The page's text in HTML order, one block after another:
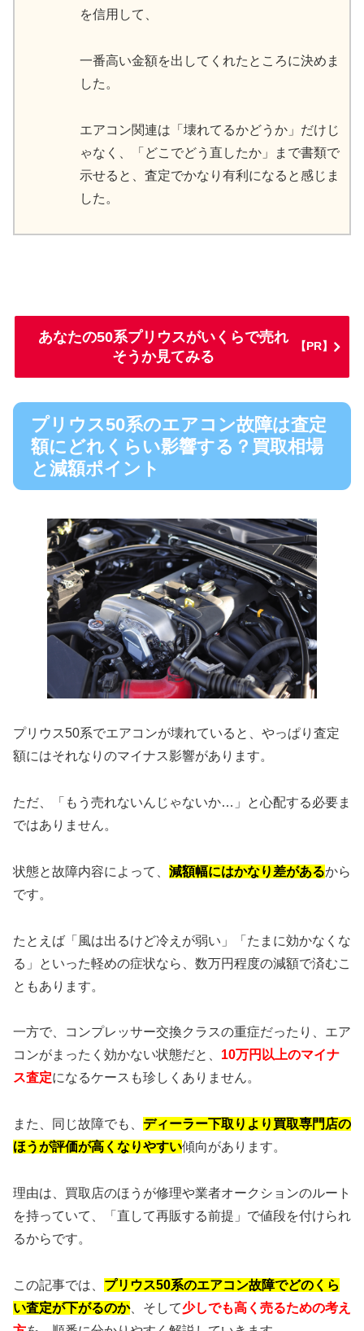
を信用して、
一番高い金額を出してくれたところに決めま
した。
エアコン関連は「壊れてるかどうか」だけじ
ゃなく、「どこでどう直したか」まで書類で
示せると、査定でかなり有利になると感じま
した。
あなたの50系プリウスがいくらで売れ
そうか見てみる
【PR】
プリウス50系のエアコン故障は査定
額にどれくらい影響する？買取相場
と減額ポイント
プリウス50系でエアコンが壊れていると、やっぱり査定
額にはそれなりのマイナス影響があります。
ただ、「もう売れないんじゃないか…」と心配する必要ま
ではありません。
状態と故障内容によって、 減額幅にはかなり差があるから
です。
たとえば「風は出るけど冷えが弱い」「たまに効かなくな
る」といった軽めの症状なら、数万円程度の減額で済むこ
ともあります。
一方で、コンプレッサー交換クラスの重症だったり、エア
コンがまったく効かない状態だと、 10万円以上のマイナ
ス査定になるケースも珍しくありません。
また、同じ故障でも、 ディーラー下取りより買取専門店の
ほうが評価が高くなりやすい傾向があります。
理由は、買取店のほうが修理や業者オークションのルート
を持っていて、「直して再販する前提」で値段を付けられ
るからです。
この記事では、 プリウス50系のエアコン故障でどのくら
い査定が下がるのか、そして少しでも高く売るための考え